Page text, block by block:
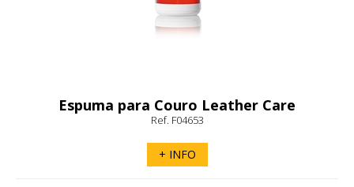
Espuma para Couro Leather Care
Leovet
Ref. F04653
+ INFO